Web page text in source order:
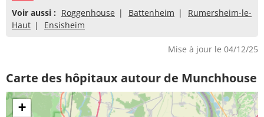
Voir aussi : Roggenhouse Battenheim
Rumersheim-le-
Haut
Ensisheim
Mise à jour le 04/12/25
Carte des hôpitaux autour de Munchhouse
+